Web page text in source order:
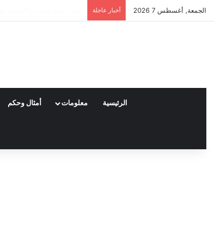
الجمعة, أغسطس 7 2026 أخبار عاجلة
الرئيسية معلومات أمثال وحكم